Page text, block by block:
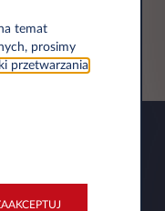
temat
prosimy
przetwarzania